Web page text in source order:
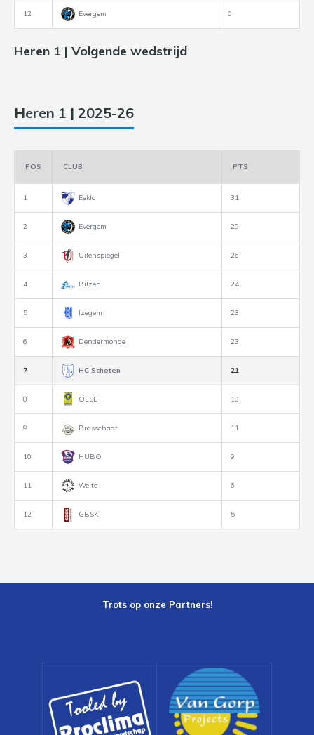
12 Evergem 0
Heren 1 | Volgende wedstrijd
Heren 1 | 2025-26
POS CLUB PTS
1 Eeklo 31
2 Evergem 29
3 Uilenspiegel 26
4 Bilzen 24
5 Izegem 23
6 Dendermonde 23
7 HC Schoten 21
8 OLSE 18
9 Brasschaat 11
10 HUBO 9
11 Welta 6
12 GBSK 5
Trots op onze Partners!